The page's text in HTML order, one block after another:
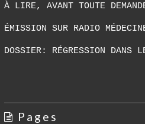
À LIRE, AVANT TOUTE
ÉMISSION SUR RADIO
DOSSIER: RÉGRESSION DANS
Pages